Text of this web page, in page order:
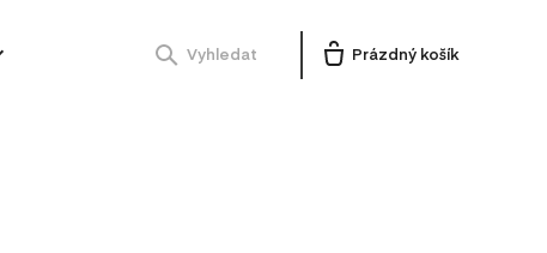
Vyhledat Prázdný košík